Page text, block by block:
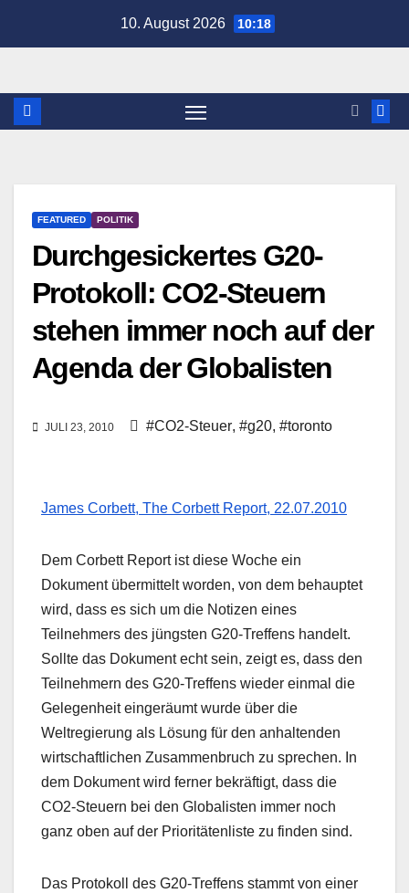
10. August 2026 10:18
FEATURED POLITIK
Durchgesickertes G20-
Protokoll: CO2-Steuern
stehen immer noch auf der
Agenda der Globalisten
JULI 23, 2010 #CO2-Steuer, #g20, #toronto
James Corbett, The Corbett Report, 22.07.2010
Dem Corbett Report ist diese Woche ein
Dokument übermittelt worden, von dem behauptet
wird, dass es sich um die Notizen eines
Teilnehmers des jüngsten G20-Treffens handelt.
Sollte das Dokument echt sein, zeigt es, dass den
Teilnehmern des G20-Treffens wieder einmal die
Gelegenheit eingeräumt wurde über die
Weltregierung als Lösung für den anhaltenden
wirtschaftlichen Zusammenbruch zu sprechen. In
dem Dokument wird ferner bekräftigt, dass die
CO2-Steuern bei den Globalisten immer noch
ganz oben auf der Prioritätenliste zu finden sind.
Das Protokoll des G20-Treffens stammt von einer